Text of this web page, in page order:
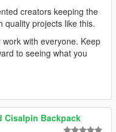
creators keeping the
quality projects like this.
with everyone. Keep
to seeing what you
Cisalpin Backpack